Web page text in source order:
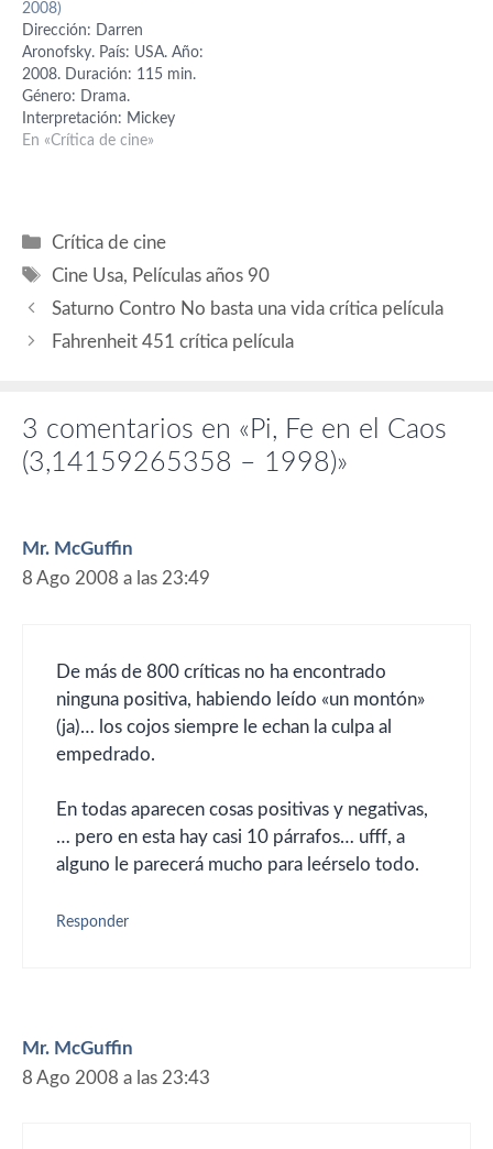
Portman (Nina), Vincent
Cassel (Thomas Leroy), Mila
Kunis (Lily), Barbara
Hershey (Erica), Winona
Ryder (Beth). Guion: Mark
Heyman, Andrés Heinz y
John McLaughlin; basado
2008)
Dirección: Darren
Aronofsky. País: USA. Año:
2008. Duración: 115 min.
Género: Drama.
Interpretación: Mickey
Rourke (Randy Robinson),
Producción: Darren
Aronofsky y Scott Franklin.
Fotografía: Maryse Alberti.
Montaje: Andrew
En «Crítica de cine»
Categorías
Crítica de cine
Etiquetas
Cine Usa, Películas años 90
Saturno Contro No basta una vida crítica película
Fahrenheit 451 crítica película
3 comentarios en «Pi, Fe en el Caos
(3,14159265358 – 1998)»
Mr. McGuffin
8 Ago 2008 a las 23:49
De más de 800 críticas no ha encontrado
ninguna positiva, habiendo leído «un montón»
(ja)… los cojos siempre le echan la culpa al
empedrado.
En todas aparecen cosas positivas y negativas,
… pero en esta hay casi 10 párrafos… ufff, a
alguno le parecerá mucho para leérselo todo.
Responder
Mr. McGuffin
8 Ago 2008 a las 23:43